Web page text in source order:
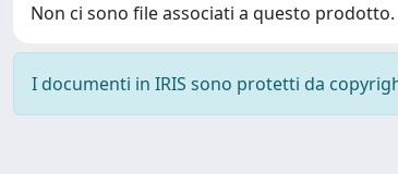
Non ci sono file associati a questo prodotto.
I documenti in IRIS sono protetti da